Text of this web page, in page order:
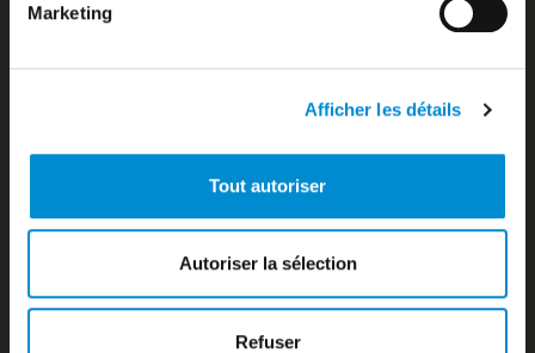
Marketing
Afficher les détails
Tout autoriser
Autoriser la sélection
Refuser
Contacts utiles
Cookies policy
Currency exchange
Découvrez Tahiti et ses îles
Destination-map